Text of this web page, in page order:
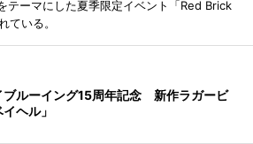
テーマにした夏季限定イベント「Red Brick
ている。
ブルーイング15周年記念 新作ラガービ
ヘル」